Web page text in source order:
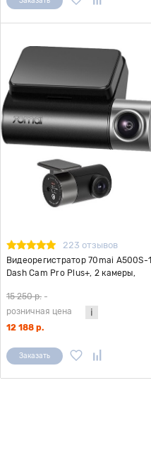
223 отзывов
Видеорегистратор 70mai A500S-1
Dash Cam Pro Plus+, 2 камеры,
15 250 р. -
розничная цена
12 188 р.
Заказать